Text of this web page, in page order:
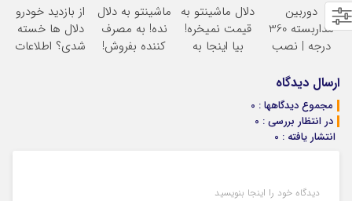
با تخفیف تهیه
کنید
دوربین
مداربسته 360
درجه | نصب
دلال ماشینتو به
قیمت نمیخره!
بیا اینجا به
ماشینتو به دلال
نده! به مصرف
کننده بفروش!
از بازدید خودرو
دلال ها خسته
شدی؟ اطلاعات
ارسال دیدگاه
مجموع دیدگاهها : 0
در انتظار بررسی : 0
انتشار یافته : 0
دیدگاه خود را اینجا بنویسید